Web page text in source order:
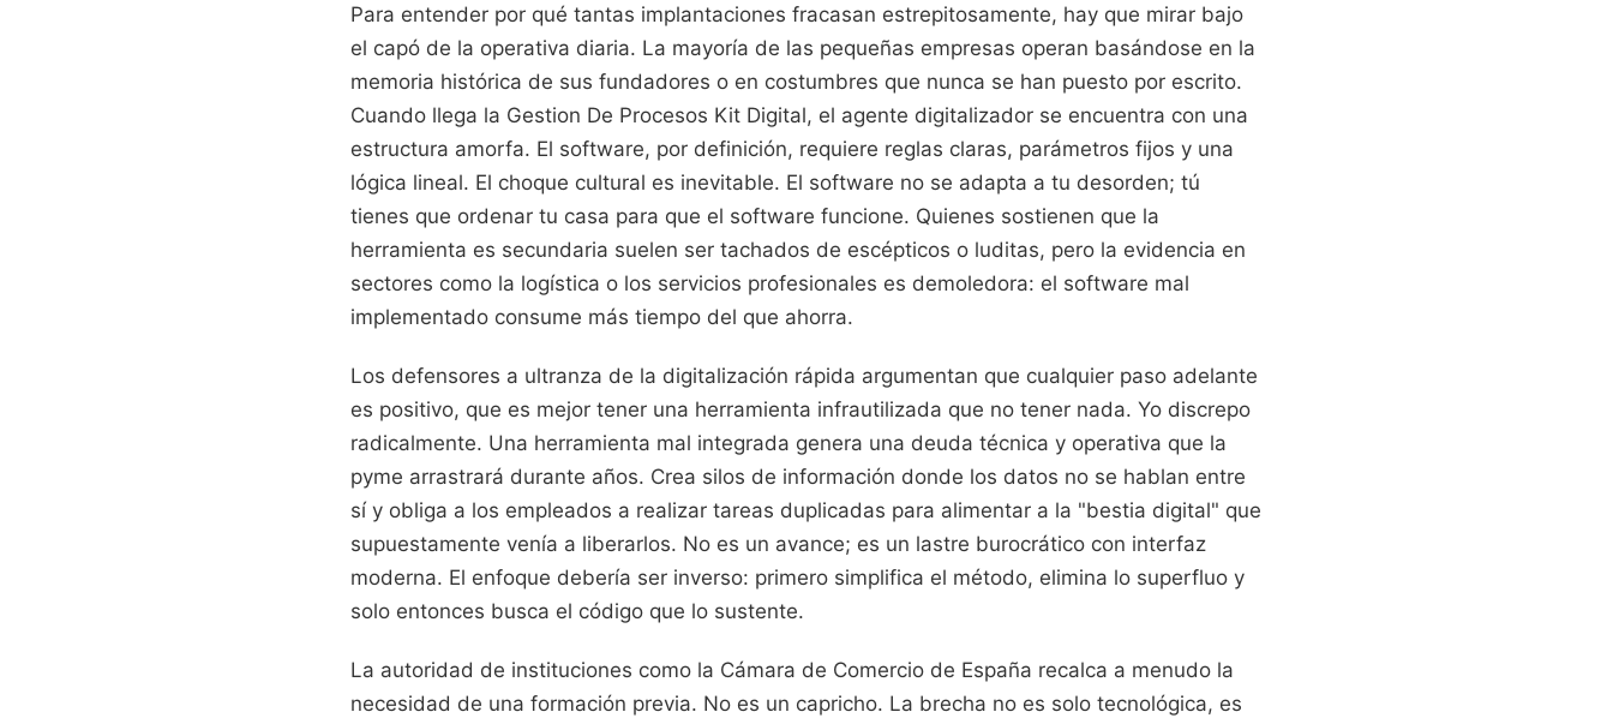
Para entender por qué tantas implantaciones fracasan estrepitosamente, hay que mirar bajo
el capó de la operativa diaria. La mayoría de las pequeñas empresas operan basándose en la
memoria histórica de sus fundadores o en costumbres que nunca se han puesto por escrito.
Cuando llega la Gestion De Procesos Kit Digital, el agente digitalizador se encuentra con una
estructura amorfa. El software, por definición, requiere reglas claras, parámetros fijos y una
lógica lineal. El choque cultural es inevitable. El software no se adapta a tu desorden; tú
tienes que ordenar tu casa para que el software funcione. Quienes sostienen que la
herramienta es secundaria suelen ser tachados de escépticos o luditas, pero la evidencia en
sectores como la logística o los servicios profesionales es demoledora: el software mal
implementado consume más tiempo del que ahorra.
Los defensores a ultranza de la digitalización rápida argumentan que cualquier paso adelante
es positivo, que es mejor tener una herramienta infrautilizada que no tener nada. Yo discrepo
radicalmente. Una herramienta mal integrada genera una deuda técnica y operativa que la
pyme arrastrará durante años. Crea silos de información donde los datos no se hablan entre
sí y obliga a los empleados a realizar tareas duplicadas para alimentar a la "bestia digital" que
supuestamente venía a liberarlos. No es un avance; es un lastre burocrático con interfaz
moderna. El enfoque debería ser inverso: primero simplifica el método, elimina lo superfluo y
solo entonces busca el código que lo sustente.
La autoridad de instituciones como la Cámara de Comercio de España recalca a menudo la
necesidad de una formación previa. No es un capricho. La brecha no es solo tecnológica, es